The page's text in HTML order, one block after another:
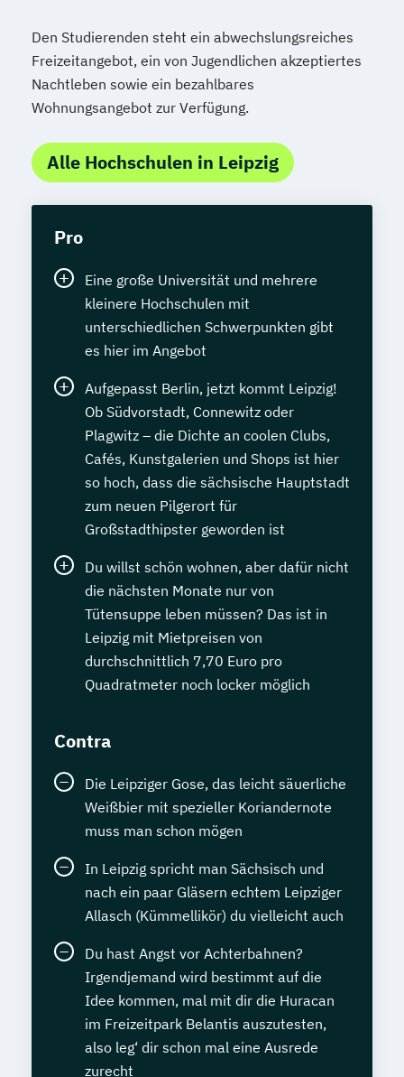
Den Studierenden steht ein abwechslungsreiches
Freizeitangebot, ein von Jugendlichen akzeptiertes
Nachtleben sowie ein bezahlbares
Wohnungsangebot zur Verfügung.
Alle Hochschulen in Leipzig
Pro
Eine große Universität und mehrere
kleinere Hochschulen mit
unterschiedlichen Schwerpunkten gibt
es hier im Angebot
Aufgepasst Berlin, jetzt kommt Leipzig!
Ob Südvorstadt, Connewitz oder
Plagwitz – die Dichte an coolen Clubs,
Cafés, Kunstgalerien und Shops ist hier
so hoch, dass die sächsische Hauptstadt
zum neuen Pilgerort für
Großstadthipster geworden ist
Du willst schön wohnen, aber dafür nicht
die nächsten Monate nur von
Tütensuppe leben müssen? Das ist in
Leipzig mit Mietpreisen von
durchschnittlich 7,70 Euro pro
Quadratmeter noch locker möglich
Contra
Die Leipziger Gose, das leicht säuerliche
Weißbier mit spezieller Koriandernote
muss man schon mögen
In Leipzig spricht man Sächsisch und
nach ein paar Gläsern echtem Leipziger
Allasch (Kümmellikör) du vielleicht auch
Du hast Angst vor Achterbahnen?
Irgendjemand wird bestimmt auf die
Idee kommen, mal mit dir die Huracan
im Freizeitpark Belantis auszutesten,
also leg‘ dir schon mal eine Ausrede
zurecht